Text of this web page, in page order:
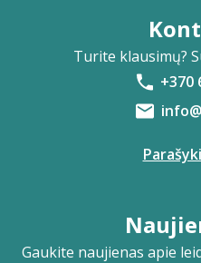
Turite klausimų?
+370
Gaukite naujienas apie